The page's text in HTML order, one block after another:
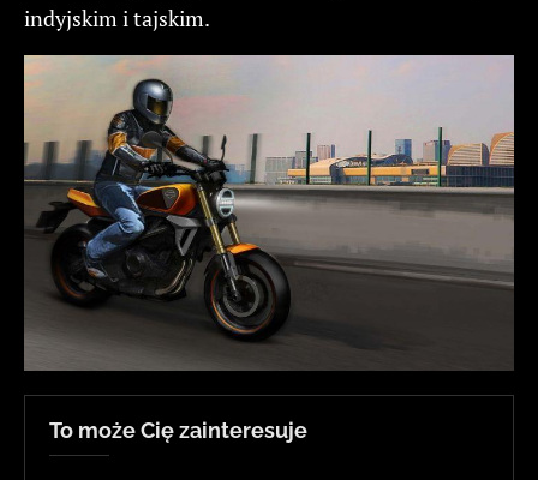
indyjskim i tajskim.
To może Cię zainteresuje